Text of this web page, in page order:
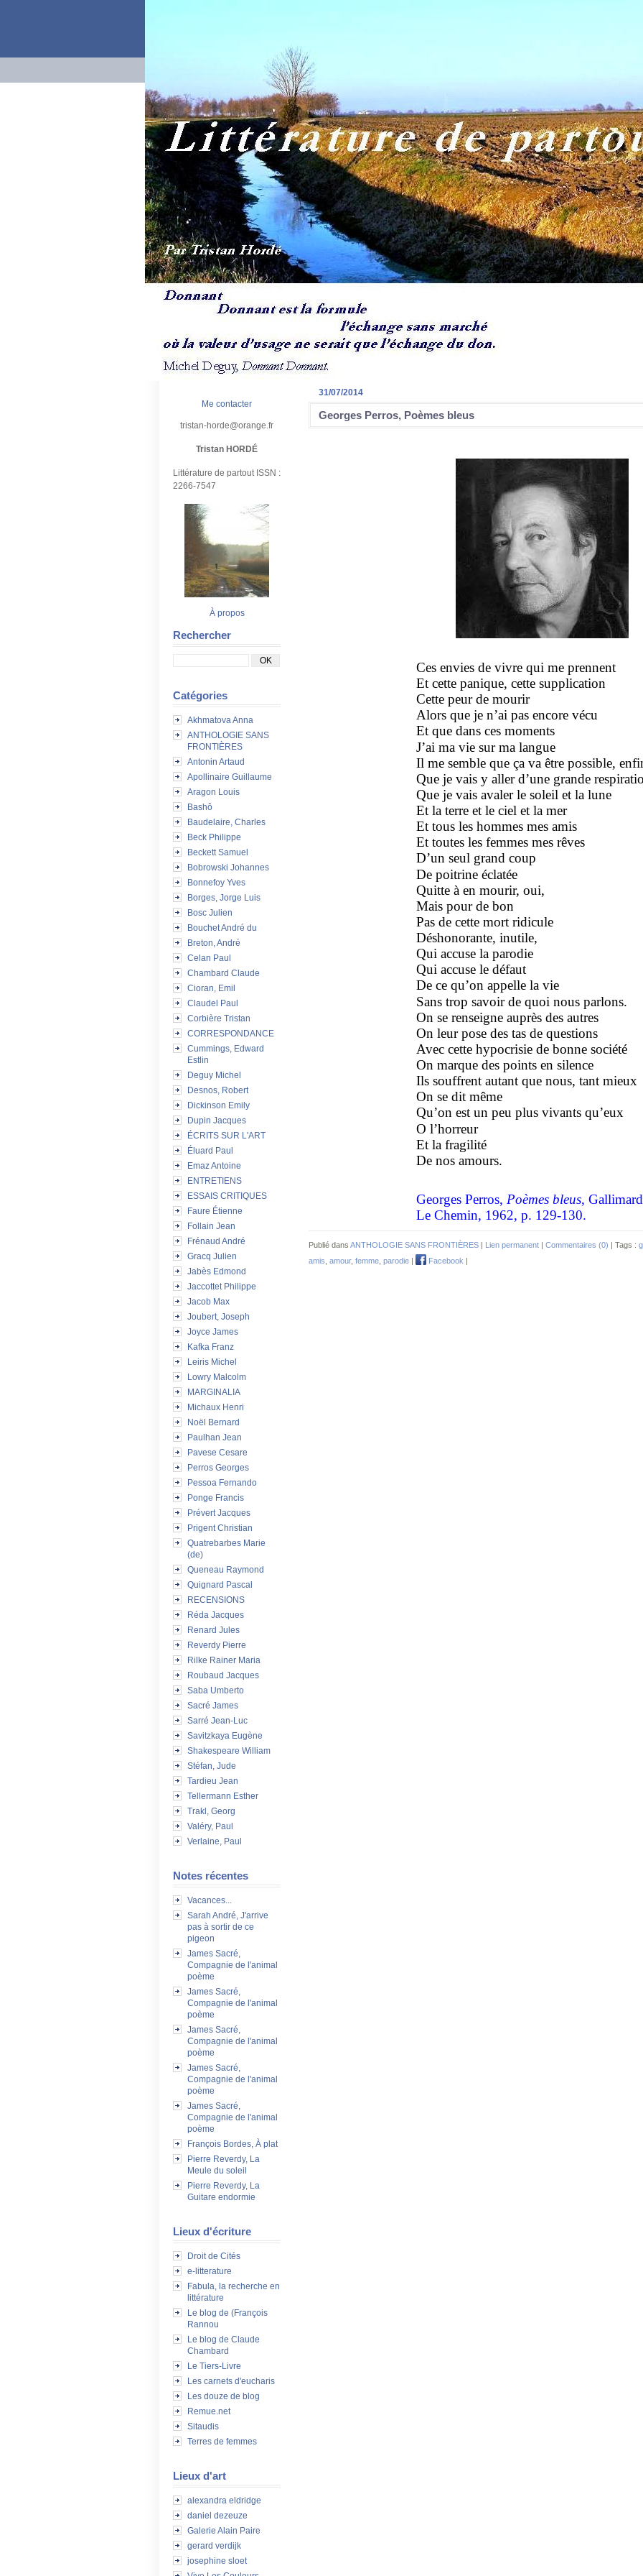
Me contacter
tristan-horde@orange.fr
Tristan HORDÉ
Littérature de partout ISSN :
2266-7547
À propos
Rechercher
Catégories
Akhmatova Anna
ANTHOLOGIE SANS
FRONTIÈRES
Antonin Artaud
Apollinaire Guillaume
Aragon Louis
Bashô
Baudelaire, Charles
Beck Philippe
Beckett Samuel
Bobrowski Johannes
Bonnefoy Yves
Borges, Jorge Luis
Bosc Julien
Bouchet André du
Breton, André
Celan Paul
Chambard Claude
Cioran, Emil
Claudel Paul
Corbière Tristan
CORRESPONDANCE
Cummings, Edward
Estlin
Deguy Michel
Desnos, Robert
Dickinson Emily
Dupin Jacques
ÉCRITS SUR L'ART
Éluard Paul
Emaz Antoine
ENTRETIENS
ESSAIS CRITIQUES
Faure Étienne
Follain Jean
Frénaud André
Gracq Julien
Jabès Edmond
Jaccottet Philippe
Jacob Max
Joubert, Joseph
Joyce James
Kafka Franz
Leiris Michel
Lowry Malcolm
MARGINALIA
Michaux Henri
Noël Bernard
Paulhan Jean
Pavese Cesare
Perros Georges
Pessoa Fernando
Ponge Francis
Prévert Jacques
Prigent Christian
Quatrebarbes Marie
(de)
Queneau Raymond
Quignard Pascal
RECENSIONS
Réda Jacques
Renard Jules
Reverdy Pierre
Rilke Rainer Maria
Roubaud Jacques
Saba Umberto
Sacré James
Sarré Jean-Luc
Savitzkaya Eugène
Shakespeare William
Stéfan, Jude
Tardieu Jean
Tellermann Esther
Trakl, Georg
Valéry, Paul
Verlaine, Paul
Notes récentes
Vacances...
Sarah André, J'arrive
pas à sortir de ce
pigeon
James Sacré,
Compagnie de l'animal
poème
James Sacré,
Compagnie de l'animal
poème
James Sacré,
Compagnie de l'animal
poème
James Sacré,
Compagnie de l'animal
poème
James Sacré,
Compagnie de l'animal
poème
François Bordes, À plat
Pierre Reverdy, La
Meule du soleil
Pierre Reverdy, La
Guitare endormie
Lieux d'écriture
Droit de Cités
e-litterature
Fabula, la recherche en
littérature
Le blog de (François
Rannou
Le blog de Claude
Chambard
Le Tiers-Livre
Les carnets d'eucharis
Les douze de blog
Remue.net
Sitaudis
Terres de femmes
Lieux d'art
alexandra eldridge
daniel dezeuze
Galerie Alain Paire
gerard verdijk
josephine sloet
31/07/2014
Georges Perros, Poèmes bleus
Ces envies de vivre qui me prennent
Et cette panique, cette supplication
Cette peur de mourir
Alors que je n’ai pas encore vécu
Et que dans ces moments
J’ai ma vie sur ma langue
Il me semble que ça va être possible,
Que je vais y aller d’une grande
Que je vais avaler le soleil et la lune
Et la terre et le ciel et la mer
Et tous les hommes mes amis
Et toutes les femmes mes rêves
D’un seul grand coup
De poitrine éclatée
Quitte à en mourir, oui,
Mais pour de bon
Pas de cette mort ridicule
Déshonorante, inutile,
Qui accuse la parodie
Qui accuse le défaut
De ce qu’on appelle la vie
Sans trop savoir de quoi nous parlons.
On se renseigne auprès des autres
On leur pose des tas de questions
Avec cette hypocrisie de bonne société
On marque des points en silence
Ils souffrent autant que nous, tant mieux
On se dit même
Qu’on est un peu plus vivants qu’eux
O l’horreur
Et la fragilité
De nos amours.
Georges Perros, Poèmes bleus,
Le Chemin, 1962, p. 129-130.
Publié dans ANTHOLOGIE SANS FRONTIÈRES | Lien permanent | Commentaires (0) | Tags :
amis amour, femme parodie | Facebook |